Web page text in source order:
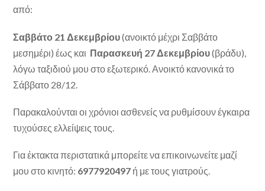
από:
Σαββάτο 21 Δεκεμβρίου(ανοικτό μέχρι Σαββάτο
μεσημέρι) έως και Παρασκευή 27 Δεκεμβρίου(βράδυ),
λόγω ταξιδιού μου στο εξωτερικό. Ανοικτό κανονικά το
Σάββατο 28/12.
Παρακαλούνται οι χρόνιοι ασθενείς να ρυθμίσουν έγκαιρα
τυχούσες ελλείψεις τους.
Για έκτακτα περιστατικά μπορείτε να επικοινωνείτε μαζί
μου στο κινητό: 6977920497 ή με τους γιατρούς.